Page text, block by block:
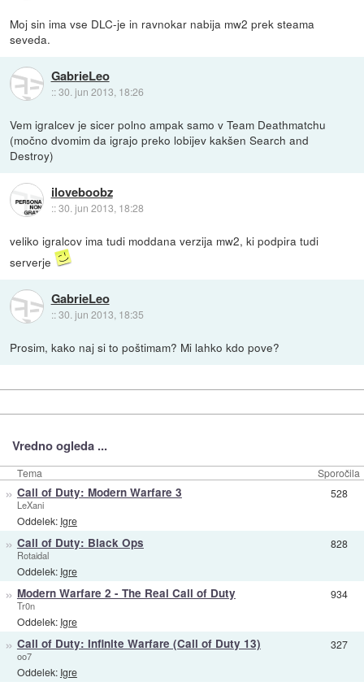
Moj sin ima vse DLC-je in ravnokar nabija mw2 prek steama
seveda.
GabrieLeo
::30. jun 2013, 18:26
Vem igralcev je sicer polno ampak samo v Team Deathmatchu
(močno dvomim da igrajo preko lobijev kakšen Search and
Destroy)
iloveboobz
::30. jun 2013, 18:28
veliko igralcov ima tudi moddana verzija mw2, ki podpira tudi
serverje
GabrieLeo
::30. jun 2013, 18:35
Prosim, kako naj si to poštimam? Mi lahko kdo pove?
Vredno ogleda ...
Tema Sporočila
» Call of Duty: Modern Warfare 3
LeXani
Oddelek: Igre
528
» Call of Duty: Black Ops
Rotaidal
Oddelek: Igre
828
» Modern Warfare 2 - The Real Call of Duty
Tr0n
Oddelek: Igre
934
» Call of Duty: Infinite Warfare (Call of Duty 13)
oo7
Oddelek: Igre
327